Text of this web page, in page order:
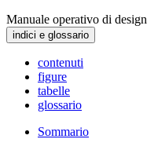
Manuale operativo di design
indici e glossario
contenuti
figure
tabelle
glossario
Sommario